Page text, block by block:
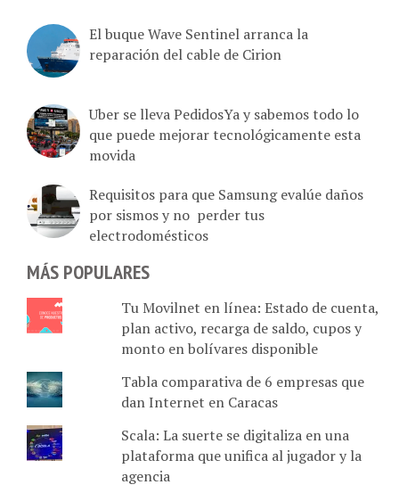
El buque Wave Sentinel arranca la
reparación del cable de Cirion
Uber se lleva PedidosYa y sabemos todo lo
que puede mejorar tecnológicamente esta
movida
Requisitos para que Samsung evalúe daños
por sismos y no perder tus
electrodomésticos
MÁS POPULARES
Tu Movilnet en línea: Estado de cuenta,
plan activo, recarga de saldo, cupos y
monto en bolívares disponible
Tabla comparativa de 6 empresas que
dan Internet en Caracas
Scala: La suerte se digitaliza en una
plataforma que unifica al jugador y la
agencia